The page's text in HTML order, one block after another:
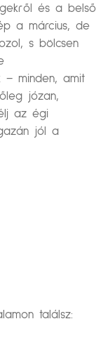
és a belső
a március, de
s bölcsen
– minden, amit
józan,
az égi
jól a
találsz: